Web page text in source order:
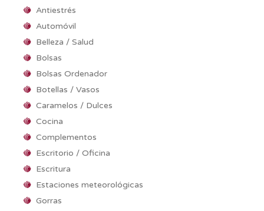
Antiestrés
Automóvil
Belleza / Salud
Bolsas
Bolsas Ordenador
Botellas / Vasos
Caramelos / Dulces
Cocina
Complementos
Escritorio / Oficina
Escritura
Estaciones meteorológicas
Gorras